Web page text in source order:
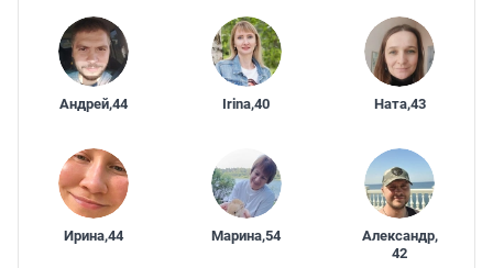
Андрей,44 Irina,40 Ната,43
Ирина,44 Марина,54 Александр,
42